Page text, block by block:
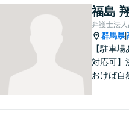
ご相談く
室】【専
福島
弁護士法
群馬県|
【駐車
対応可】
おけば自